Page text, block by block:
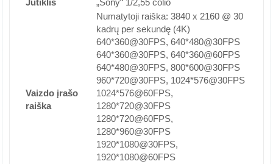
Jutiklis
„Sony“ 1/2,55 colio
Vaizdo įrašo
raiška
Numatytoji raiška: 3840 x 2160 @ 30
kadrų per sekundę (4K)
640*360@30FPS, 640*480@30FPS
640*360@30FPS, 640*360@60FPS
640*480@30FPS, 800*600@30FPS
960*720@30FPS, 1024*576@30FPS
1024*576@60FPS,
1280*720@30FPS
1280*720@60FPS,
1280*960@30FPS
1920*1080@30FPS,
1920*1080@60FPS